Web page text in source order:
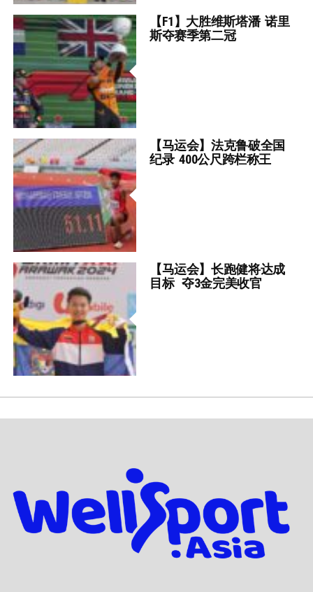
【F1】大胜维斯塔潘 诺里
斯夺赛季第二冠
【马运会】法克鲁破全国
纪录 400公尺跨栏称王
【马运会】长跑健将达成
目标 夺3金完美收官